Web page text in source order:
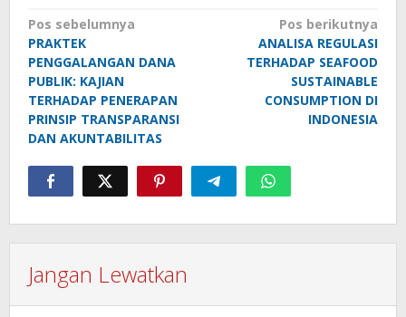
Navigasi
pos
Pos sebelumnya
PRAKTEK
PENGGALANGAN DANA
PUBLIK: KAJIAN
TERHADAP PENERAPAN
PRINSIP TRANSPARANSI
DAN AKUNTABILITAS
Pos berikutnya
ANALISA REGULASI
TERHADAP SEAFOOD
SUSTAINABLE
CONSUMPTION DI
INDONESIA
Jangan Lewatkan